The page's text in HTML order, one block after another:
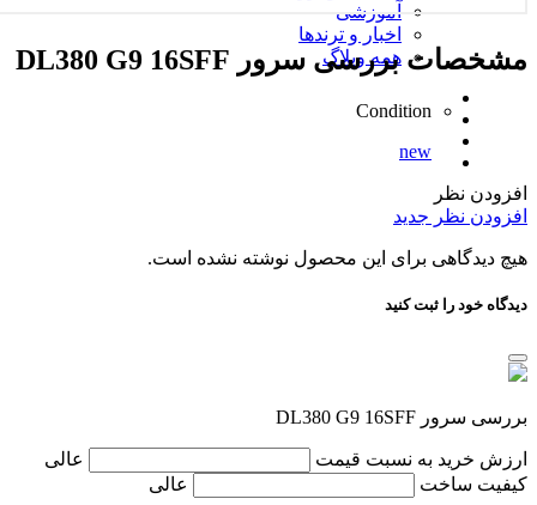
آموزشی
اخبار و ترندها
همه وبلاگمشخصاتبررسی سرور DL380 G9 16SFF
Condition
new
افزودن نظر
افزودن نظر جدید
هیچ دیدگاهی برای این محصول نوشته نشده است.
دیدگاه خود را ثبت کنید
بررسی سرور DL380 G9 16SFF
ارزش خرید به نسبت قیمت
عالی
کیفیت ساخت
عالی